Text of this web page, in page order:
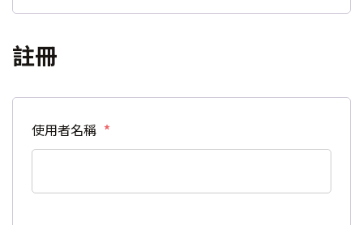
註冊
使用者名稱 *必填